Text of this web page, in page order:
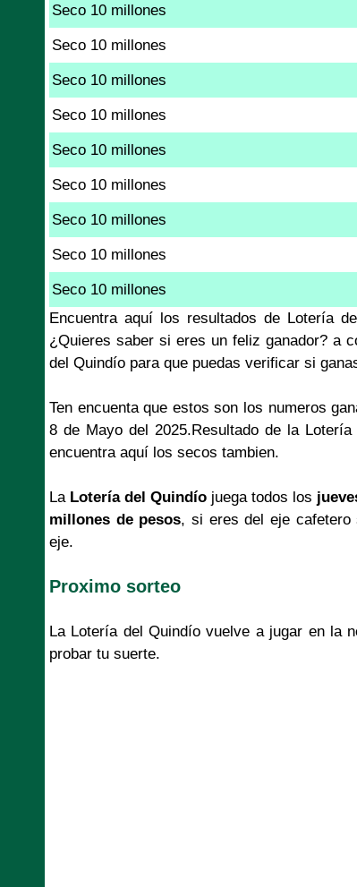
Seco 10 millones
Seco 10 millones
Seco 10 millones
Seco 10 millones
Seco 10 millones
Seco 10 millones
Seco 10 millones
Seco 10 millones
Seco 10 millones
Encuentra aquí los resultados de Lotería
¿Quieres saber si eres un feliz ganador? a
del Quindío para que puedas verificar si
Ten encuenta que estos son los numeros
8 de Mayo del 2025.Resultado de la
encuentra aquí los secos tambien.
La Lotería del Quindío juega todos los
millones de pesos, si eres del eje cafetero
eje.
Proximo sorteo
La Lotería del Quindío vuelve a jugar en la
probar tu suerte.